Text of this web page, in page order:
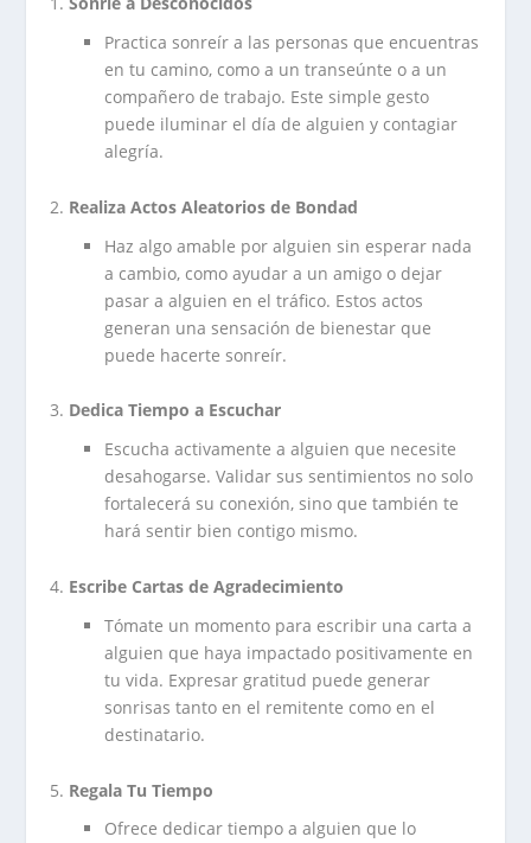
Practica sonreír a las personas que encuentras
en tu camino, como a un transeúnte o a un
compañero de trabajo. Este simple gesto
puede iluminar el día de alguien y contagiar
alegría.
Realiza Actos Aleatorios de Bondad
Haz algo amable por alguien sin esperar nada
a cambio, como ayudar a un amigo o dejar
pasar a alguien en el tráfico. Estos actos
generan una sensación de bienestar que
puede hacerte sonreír.
Dedica Tiempo a Escuchar
Escucha activamente a alguien que necesite
desahogarse. Validar sus sentimientos no solo
fortalecerá su conexión, sino que también te
hará sentir bien contigo mismo.
Escribe Cartas de Agradecimiento
Tómate un momento para escribir una carta a
alguien que haya impactado positivamente en
tu vida. Expresar gratitud puede generar
sonrisas tanto en el remitente como en el
destinatario.
Regala Tu Tiempo
Ofrece dedicar tiempo a alguien que lo